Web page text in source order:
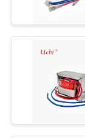
ISTEĞI
SITE